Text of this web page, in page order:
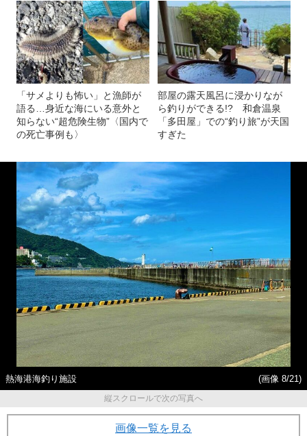
「サメよりも怖い」と漁師が
語る…身近な海にいる意外と
知らない“超危険生物”〈国内で
の死亡事例も〉
部屋の露天風呂に浸かりなが
ら釣りができる!? 和倉温泉
「多田屋」での“釣り旅”が天国
すぎた
熱海港海釣り施設
(画像 8/21)
縦スクロールで次の写真へ
画像一覧を見る